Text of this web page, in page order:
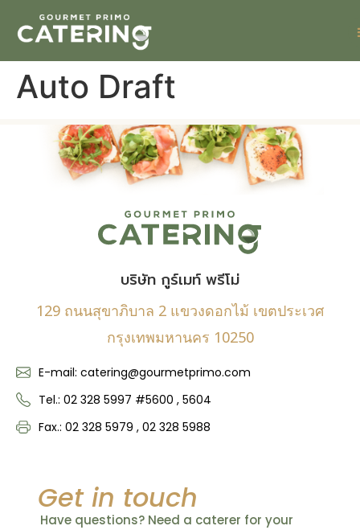
Auto Draft
บริษัท กูร์เมท์ พรีโม่
129 ถนนสุขาภิบาล 2 แขวงดอกไม้ เขตประเวศ
กรุงเทพมหานคร 10250
E-mail: catering@gourmetprimo.com
Tel.: 02 328 5997 #5600 , 5604
Fax.: 02 328 5979 , 02 328 5988
Get in touch
Have questions? Need a caterer for your